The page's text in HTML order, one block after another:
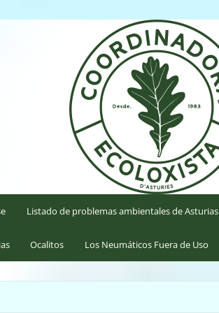
Listado de problemas ambientales de Asturias
Ocalitos Los Neumáticos Fuera de Uso